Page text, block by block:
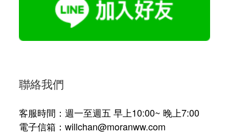
聯絡我們
客服時間：週一至週五 早上10:00~ 晚上7:00
電子信箱：willchan@moranww.com